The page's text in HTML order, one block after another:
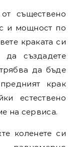
съществено
и мощност по
краката си
създадете
да бъде
крак
естествено
на сервиса.
коленете си